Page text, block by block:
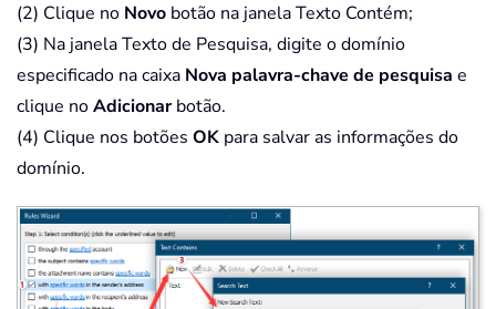
(2) Clique no Novo botão na janela Texto Contém;
(3) Na janela Texto de Pesquisa, digite o domínio
especificado na caixa Nova palavra-chave de pesquisa e
clique noAdicionarbotão.
(4) Clique nos botões OK para salvar as informações do
domínio.